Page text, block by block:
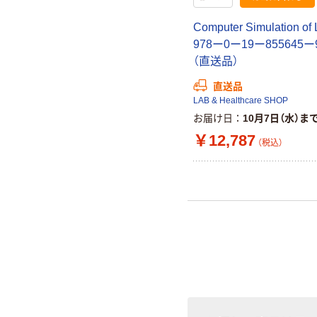
Computer Simulation of
978ー0ー19ー855645ー
（直送品）
直送品
LAB & Healthcare SHOP
お届け日 10月7日（水）ま
￥12,787 （税込）